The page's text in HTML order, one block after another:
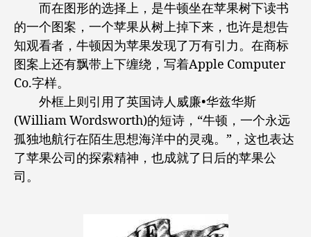
而在图形的选择上，是牛顿坐在苹果树下读书
的一个图案，一个苹果从树上掉下来，也许是想告
知观看者，牛顿因为苹果发现了万有引力。在商标
图案上还有飘带上下缠绕，写着Apple Computer
Co.字样。
外框上则引用了英国诗人威廉•华兹华斯
(William Wordsworth)的短诗，“牛顿，一个永远
孤独地航行在陌生思想海洋中的灵魂。”，这也表达
了苹果公司的探索精神，也成就了日后的苹果公
司。